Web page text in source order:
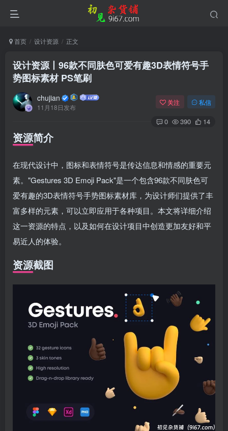
首页 设计资源 正文
设计资源丨96款不同肤色可爱有趣3D表情符号手
势图标素材 PS笔刷
chujian
11月18日发布
关注 私信
0 390 14
资源简介
在现代设计中，图标和表情符号是传达信息和情感的重要元
素。"Gestures 3D Emoji Pack"是一个包含96款不同肤色可
爱有趣的3D表情符号手势图标素材库，为设计师们提供了丰
富多样的元素，可以立即应用于各种项目。本文将详细介绍
这一资源的特点，以及如何在设计项目中创造更加友好和平
易近人的体验。
资源截图